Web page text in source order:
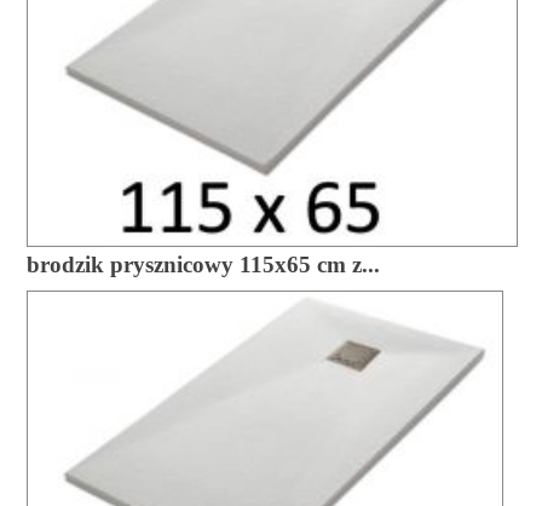
brodzik prysznicowy 115x65 cm z...